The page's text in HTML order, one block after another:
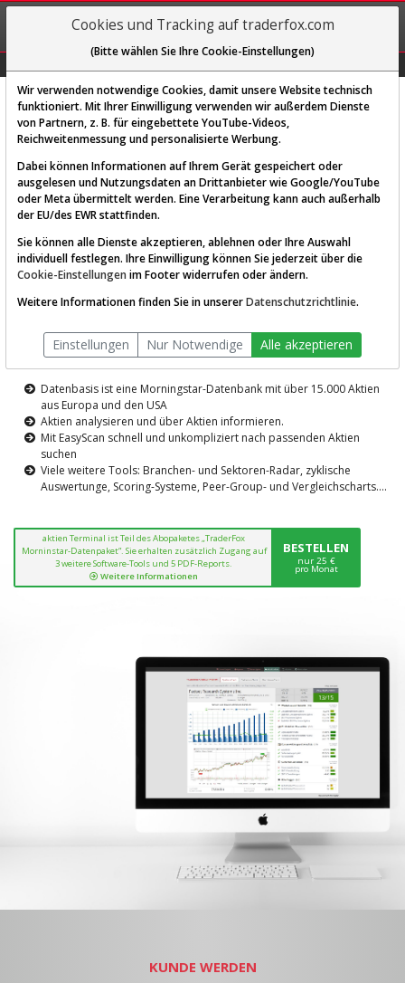
REGIS-
TRIEREN
Diese Funktion ist nur für
AKTIEN-TERMINAL
Die Aktienanalyse-Plattform von
TraderFox
Datenbasis ist eine Morningstar-Datenbank mit über 15.000 Aktien
aus Europa und den USA
Aktien analysieren und über Aktien informieren.
Mit EasyScan schnell und unkompliziert nach passenden Aktien
suchen
Viele weitere Tools: Branchen- und Sektoren-Radar, zyklische
Auswertunge, Scoring-Systeme, Peer-Group- und Vergleichscharts....
aktien Terminal ist Teil des Abopaketes „TraderFox
Morninstar-Datenpaket“. Sie erhalten zusätzlich Zugang auf
3 weitere Software-Tools und 5 PDF-Reports.
Weitere Informationen
BESTELLEN
nur 25 €
pro Monat
KUNDE WERDEN
Cookies und Tracking auf traderfox.com
(Bitte wählen Sie Ihre Cookie-Einstellungen)
Wir verwenden notwendige Cookies, damit unsere Website technisch
funktioniert. Mit Ihrer Einwilligung verwenden wir außerdem Dienste
von Partnern, z. B. für eingebettete YouTube-Videos,
Reichweitenmessung und personalisierte Werbung.
Dabei können Informationen auf Ihrem Gerät gespeichert oder
ausgelesen und Nutzungsdaten an Drittanbieter wie Google/YouTube
oder Meta übermittelt werden. Eine Verarbeitung kann auch außerhalb
der EU/des EWR stattfinden.
Sie können alle Dienste akzeptieren, ablehnen oder Ihre Auswahl
individuell festlegen. Ihre Einwilligung können Sie jederzeit über die
Cookie-Einstellungen im Footer widerrufen oder ändern.
Weitere Informationen finden Sie in unsererDatenschutzrichtlinie.
Einstellungen Nur Notwendige Alle akzeptieren